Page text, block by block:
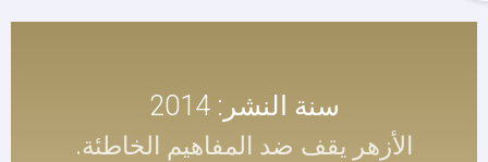
سنة النشر: 2014
الأزهر يقف ضد المفاهيم الخاطئة.